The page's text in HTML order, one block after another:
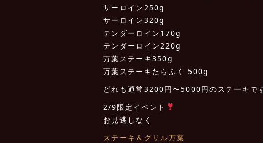
サーロイン250g
サーロイン320g
テンダーロイン170g
テンダーロイン220g
万葉ステーキ350g
万葉ステーキたらふく 500g
どれも通常3200円〜5000円のステーキで
2/9限定イベント
お見逃しなく
ステーキ＆グリル万葉